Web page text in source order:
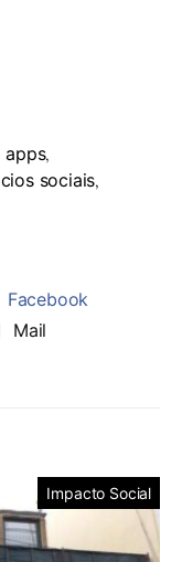
apps,
sociais,
Facebook
Mail
Impacto Social